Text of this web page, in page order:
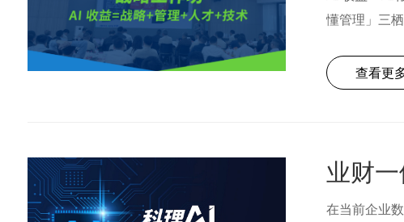
懂管理」三
查看更
在当前企业